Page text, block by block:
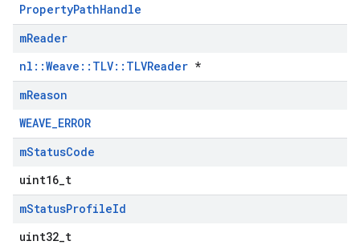
PropertyPathHandle
mReader
nl::Weave::TLV::TLVReader *
mReason
WEAVE_ERROR
mStatusCode
uint16_t
mStatusProfileId
uint32_t